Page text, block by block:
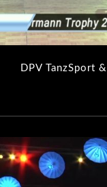
DPV TanzSport